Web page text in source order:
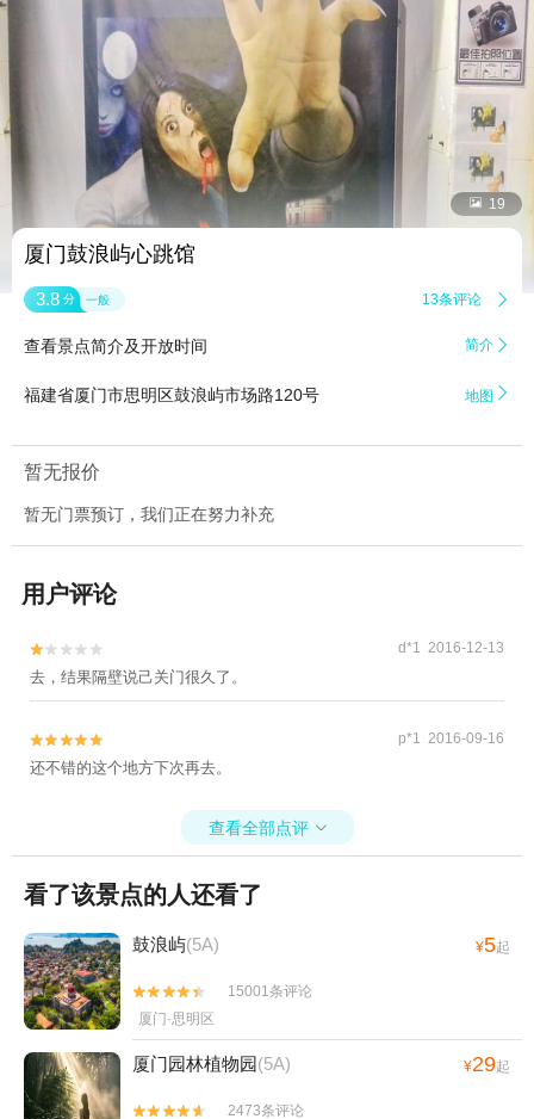
 19
厦门鼓浪屿心跳馆
3.8 分 一般 13条评论 
查看景点简介及开放时间 简介 
福建省厦门市思明区鼓浪屿市场路120号 地图 
暂无报价
暂无门票预订，我们正在努力补充
用户评论

 d*1 2016-12-13
去，结果隔壁说己关门很久了。

 p*1 2016-09-16
还不错的这个地方下次再去。
查看全部点评 
看了该景点的人还看了
鼓浪屿(5A) ¥5起


15001条评论
厦门·思明区
厦门园林植物园(5A) ¥29起


2473条评论